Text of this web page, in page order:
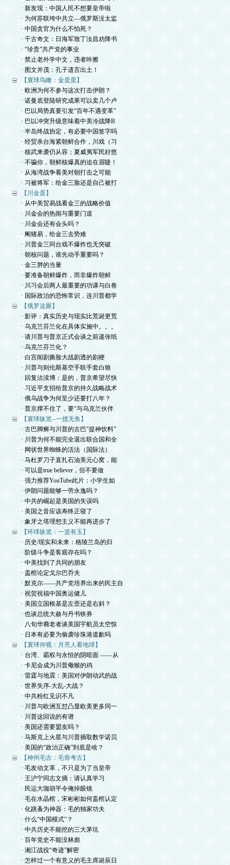
· 新发现：中国人民不想要皇帝啦
· 为何苏联垮中共立—俄罗斯没太监
· 中国贪官为什么不怕死？
· 千古奇文：日海军致丁汝昌劝降书
· “珍贵”共产党的事业
· 禁止老外学中文，违者咔擦
· 图文并茂：孔子遗言出土！
【寰球鸟瞰：金蛋蛋】
· 欧洲为何不参与这次打击伊朗？
· 诺曼底登陆研究成果可以卖几个卢
· 巴以局势真要引发“百年不遇变革”
· 巴以冲突升级意味着中美冷战降B
· 半岛终战协定，有必要中国签字吗
· 经贸杀台海紧朝鲜合作，川戏（习
· 核武来袭仍从容；夏威夷军民好悠
· 不骗你，朝鲜核爆真的迫在眉睫！
· 从海湾战争看美对朝打击之可能
· 习被将军：给金三脸还是自己被打
【川金蛋】
· 从中美贸易战看金三的战略价值
· 川金会的热闹与重要门道
· 川金会还有会头吗？
· 阉猪易，给金三去势难
· 川普金三同台戏不爆炸也无突破
· 朝核问题，谁先动手重要吗？
· 金三胖的当量
· 要准备朝鲜爆炸，而非爆炸朝鲜
· 川习会后两人最重要的功课与白卷
· 国际政治的恐怖常识，连川普都学
【俄罗这厮】
· 影评：真实历史与现实比荒诞更荒
· 乌克兰芬兰化在具体实施中。。。
· 请川普与普京正式会谈之前递张纸
· 乌克兰芬兰化？
· 白宫闹剧撕脸大战剧透的剧梗
· 川普与则伦斯基空手联手套白狼
· 回复沽渎博：是的，普京希望尽快
· 习近平支招给普京的持久战略战术
· 俄乌战争为何至少还要打八年？
· 普京撑不住了，要“与乌克兰伙伴
【寰球纵览--一揽无鱼】
· 古巴脚癣与川普的古巴"提神饮料”
· 川普为何不能完全退出联合国和全
· 网状世界蜘蛛的活法（国际法）
· 马杜罗刀子直扎石油美元心窝，能
· 可以是true believer，但不要做
· 强力推荐YouTube此片：小学生如
· 伊朗问题能够一劳永逸吗？
· 中共的崛起是美国的失误吗
· 美国之音应该寿终正寝了
· 象牙之塔理想主义不能再进步了
【环球纵览：一篮有玉】
· 历史/现实和未来：格陵兰岛的归
· 阶级斗争是客观存在吗？
· 中美找到了共同的朋友
· 盖棺论定戈尔巴乔夫
· 默克尔——共产党培养出来的民主自
· 祝贺祝福中国奥运健儿
· 美国立国根基是左歪还是右斜？
· 也谈总统大赦与丹书铁券
· 八旬华裔老者谈美国宇航员太空惊
· 日本有必要为偷袭珍珠港道歉吗
【寰球仰视：月亮人看地球】
· 台湾、霸权与永恒的阴暗面 ——从
· 卡尼会成为川普儆猴的鸡
· 雷霆与地震：美国对伊朗动武的战
· 世界失序-大乱-大战？
· 中共粉红见识不凡
· 川普与欧洲互怼凸显欧美更多同一
· 川普这回说的有谱
· 美国还需要盟友吗？
· 马斯克上火星与川普摘取数学诺贝
· 美国的“政治正确”到底是啥？
【神州毛古：毛骨考古】
· 毛发动文革，不只是为了当皇帝
· 王沪宁同志文摘：请认真学习
· 民运大珈胡平令俺掉眼镜
· 毛在水晶棺，宋彬彬如何盖棺认定
· 化跳蚤为神器：毛的独家功夫
· 什么“中国模式”？
· 中共历史不能挖的三大茅坑
· 百年党史不能没林彪
· 湘江战役“奇迹”解密
· 怎样过一个有意义的毛主席诞辰日